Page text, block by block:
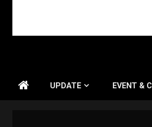
UPDATE EVENT &